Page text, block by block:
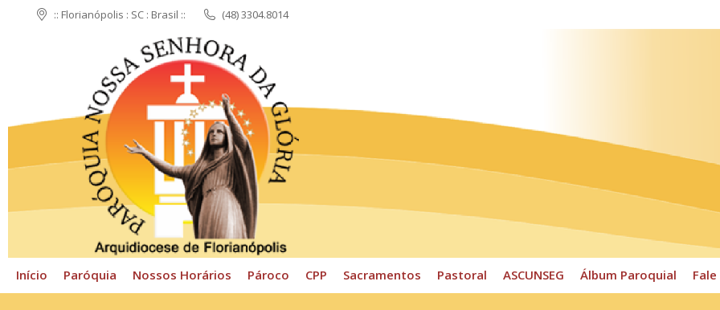
:: Florianópolis : SC : Brasil :: (48) 3304.8014
Início Paróquia Nossos Horários Pároco CPP Sacramentos Pastoral ASCUNSEG Álbum Paroquial